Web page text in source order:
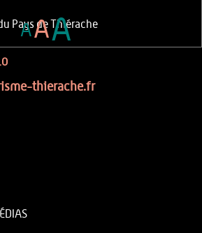
Pays de Thiérache
thierache.fr
AAA